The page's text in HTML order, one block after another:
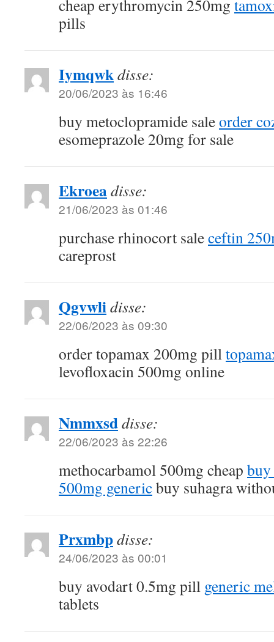
cheap erythromycin 250mg
pills
Iymqwkdisse:
20/06/2023 às 16:46
buy metoclopramide saleorder
esomeprazole 20mg for sale
Ekroeadisse:
21/06/2023 às 01:46
purchase rhinocort saleceftin
careprost
Qgvwlidisse:
22/06/2023 às 09:30
order topamax 200mg pill
levofloxacin 500mg online
Nmmxsddisse:
22/06/2023 às 22:26
methocarbamol 500mg cheap
500mg genericbuy suhagra
Prxmbpdisse:
24/06/2023 às 00:01
buy avodart 0.5mg pill generic
tablets